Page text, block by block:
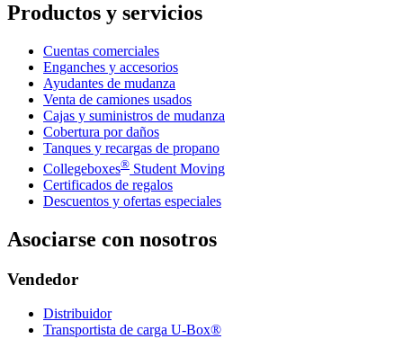
Productos y servicios
Cuentas comerciales
Enganches y accesorios
Ayudantes de mudanza
Venta de camiones usados
Cajas y suministros de mudanza
Cobertura por daños
Tanques y recargas de propano
Collegeboxes® Student Moving
Certificados de regalos
Descuentos y ofertas especiales
Asociarse con nosotros
Vendedor
Distribuidor
Transportista de carga U-Box®